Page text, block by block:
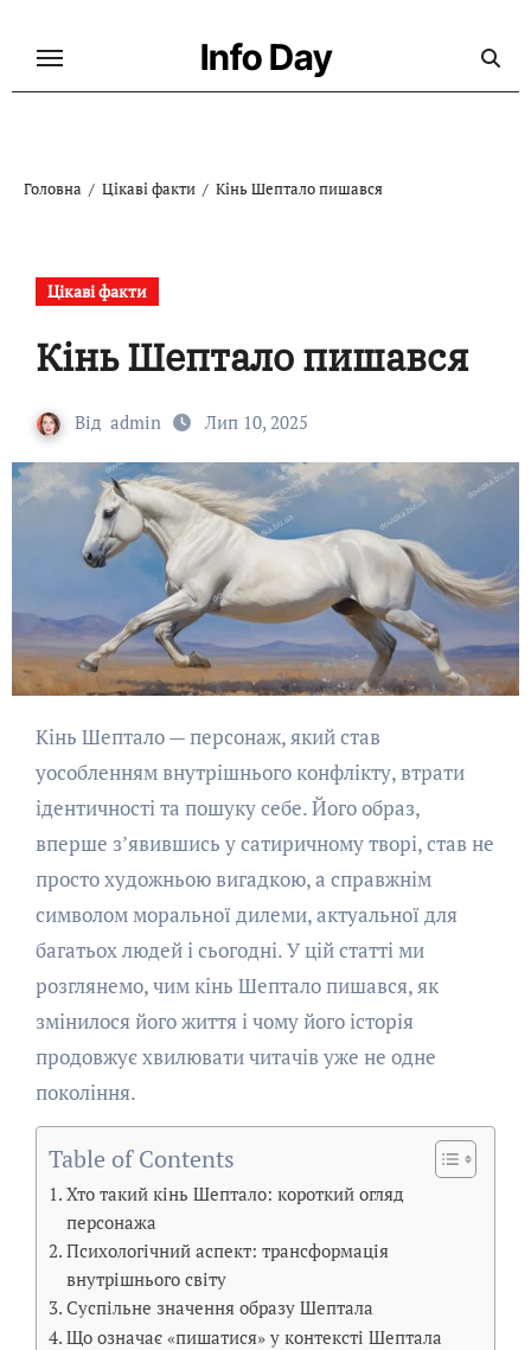
Info Day
Головна Цікаві факти Кінь Шептало пишався
Цікаві факти
Кінь Шептало пишався
Від admin Лип 10, 2025
Кінь Шептало — персонаж, який став
уособленням внутрішнього конфлікту, втрати
ідентичності та пошуку себе. Його образ,
вперше з’явившись у сатиричному творі, став не
просто художньою вигадкою, а справжнім
символом моральної дилеми, актуальної для
багатьох людей і сьогодні. У цій статті ми
розглянемо, чим кінь Шептало пишався, як
змінилося його життя і чому його історія
продовжує хвилювати читачів уже не одне
покоління.
Table of Contents
Хто такий кінь Шептало: короткий огляд
персонажа
Психологічний аспект: трансформація
внутрішнього світу
Суспільне значення образу Шептала
Що означає «пишатися» у контексті Шептала